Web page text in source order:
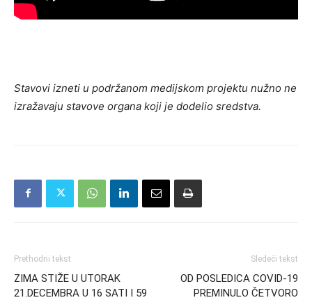
Stavovi izneti u podržanom medijskom projektu nužno ne
izražavaju stavove organa koji je dodelio sredstva.
Prethodni tekst
ZIMA STIŽE U UTORAK
21.DECEMBRA U 16 SATI I 59
Sledeći tekst
OD POSLEDICA COVID-19
PREMINULO ČETVORO